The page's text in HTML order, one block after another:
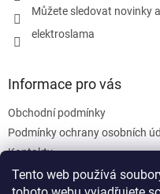
Tento web používá
Můžete sledovat novinky
elektroslama
Informace pro vás
Obchodní podmínky
Podmínky ochrany osobních
Kontakty